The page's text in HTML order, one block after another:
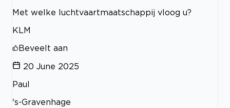
Met welke luchtvaartmaatschappij vloog u?
KLM
Beveelt aan
20 June 2025
Paul
's-Gravenhage